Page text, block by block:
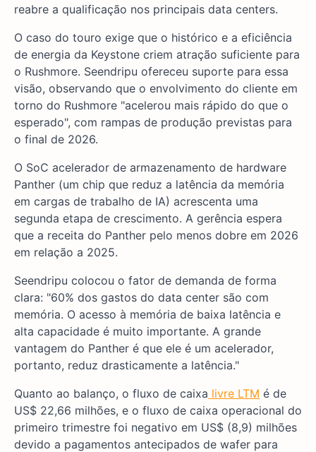
reabre a qualificação nos principais data centers.
O caso do touro exige que o histórico e a eficiência
de energia da Keystone criem atração suficiente para
o Rushmore. Seendripu ofereceu suporte para essa
visão, observando que o envolvimento do cliente em
torno do Rushmore "acelerou mais rápido do que o
esperado", com rampas de produção previstas para
o final de 2026.
O SoC acelerador de armazenamento de hardware
Panther (um chip que reduz a latência da memória
em cargas de trabalho de IA) acrescenta uma
segunda etapa de crescimento. A gerência espera
que a receita do Panther pelo menos dobre em 2026
em relação a 2025.
Seendripu colocou o fator de demanda de forma
clara: "60% dos gastos do data center são com
memória. O acesso à memória de baixa latência e
alta capacidade é muito importante. A grande
vantagem do Panther é que ele é um acelerador,
portanto, reduz drasticamente a latência."
Quanto ao balanço, o fluxo de caixa livre LTM é de
US$ 22,66 milhões, e o fluxo de caixa operacional do
primeiro trimestre foi negativo em US$ (8,9) milhões
devido a pagamentos antecipados de wafer para